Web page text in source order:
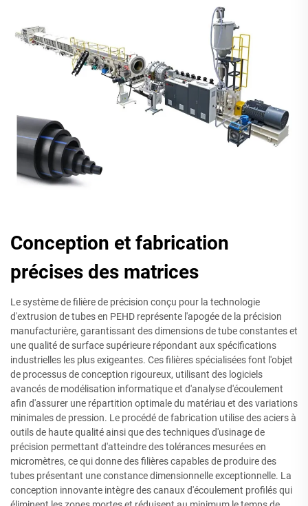
Conception et fabrication
précises des matrices
Le système de filière de précision conçu pour la technologie
d'extrusion de tubes en PEHD représente l'apogée de la précision
manufacturière, garantissant des dimensions de tube constantes et
une qualité de surface supérieure répondant aux spécifications
industrielles les plus exigeantes. Ces filières spécialisées font l'objet
de processus de conception rigoureux, utilisant des logiciels
avancés de modélisation informatique et d'analyse d'écoulement
afin d'assurer une répartition optimale du matériau et des variations
minimales de pression. Le procédé de fabrication utilise des aciers à
outils de haute qualité ainsi que des techniques d'usinage de
précision permettant d'atteindre des tolérances mesurées en
micromètres, ce qui donne des filières capables de produire des
tubes présentant une constance dimensionnelle exceptionnelle. La
conception innovante intègre des canaux d'écoulement profilés qui